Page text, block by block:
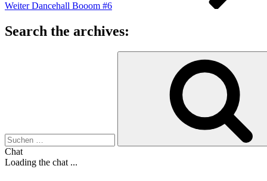
Weiter Dancehall Booom #6
Search the archives:
Chat
Loading the chat ...